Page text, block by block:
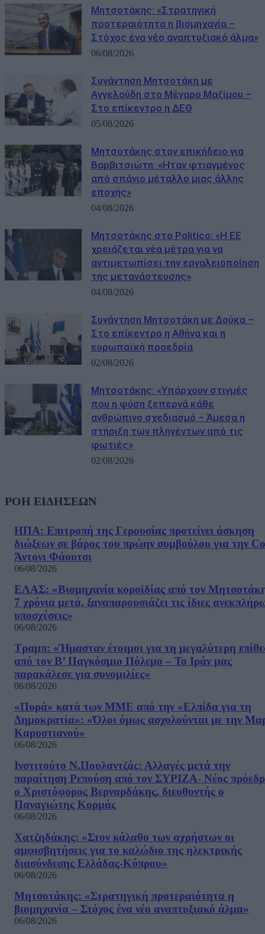
Μητσοτάκης: «Στρατηγική
προτεραιότητα η βιομηχανία –
Στόχος ένα νέο αναπτυξιακό άλμα»
06/08/2026
Συνάντηση Μητσοτάκη με
Αγγελούδη στο Μέγαρο Μαξίμου –
Στο επίκεντρο η ΔΕΘ
05/08/2026
Μητσοτάκης στον επικήδειο για
Βαρβιτσιώτη: «Ηταν φτιαγμένος
από σπάνιο μέταλλο μιας άλλης
εποχής»
04/08/2026
Μητσοτάκης στο Politico: «Η ΕΕ
χρειάζεται νέα μέτρα για να
αντιμετωπίσει την εργαλειοποίηση
της μετανάστευσης»
04/08/2026
Συνάντηση Μητσοτάκη με Δούκα –
Στο επίκεντρο η Αθήνα και η
ευρωπαϊκή προεδρία
02/08/2026
Μητσοτάκης: «Υπάρχουν στιγμές
που η φύση ξεπερνά κάθε
ανθρώπινο σχεδιασμό – Άμεσα η
στήριξη των πληγέντων από τις
φωτιές»
02/08/2026
ΡΟΗ ΕΙΔΗΣΕΩΝ
ΗΠΑ: Επιτροπή της Γερουσίας προτείνει άσκηση
διώξεων σε βάρος του πρώην συμβούλου για την
Άντονι Φάουτσι
06/08/2026
ΕΛΑΣ: «Βιομηχανία κοροϊδίας από τον
7 χρόνια μετά, ξαναπαρουσιάζει τις ίδιες
υποσχέσεις»
06/08/2026
Τραμπ: «Ήμασταν έτοιμοι για τη μεγαλύτερη
από τον Β’ Παγκόσμιο Πόλεμο – Το Ιράν μας
παρακάλεσε για συνομιλίες»
06/08/2026
«Πυρά» κατά των ΜΜΕ από την «Ελπίδα για τη
Δημοκρατία»: «Όλοι όμως ασχολούνται με την
Καρυστιανού»
06/08/2026
Ινστιτούτο Ν.Πουλαντζάς: Αλλαγές μετά την
παραίτηση Ρεπούση από τον ΣΥΡΙΖΑ- Νέος
ο Χριστόφορος Βερναρδάκης, διευθυντής ο
Παναγιώτης Κορμάς
06/08/2026
Χατζηδάκης: «Στον κάλαθο των αχρήστων οι
αμφισβητήσεις για το καλώδιο της ηλεκτρικής
διασύνδεσης Ελλάδας-Κύπρου»
06/08/2026
Μητσοτάκης: «Στρατηγική προτεραιότητα η
βιομηχανία – Στόχος ένα νέο αναπτυξιακό άλμα»
06/08/2026